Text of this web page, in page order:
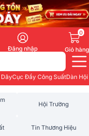
Đăng nhập
0
Giỏ hàng
Cục Đẩy Công SuấtDàn
Hội Trường
Tin Thương Hiệu